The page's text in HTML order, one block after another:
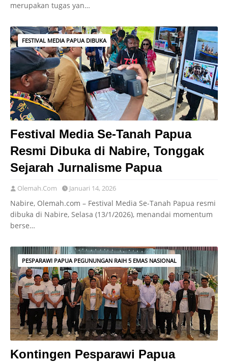
merupakan tugas yan…
FESTIVAL MEDIA PAPUA DIBUKA
Festival Media Se-Tanah Papua
Resmi Dibuka di Nabire, Tonggak
Sejarah Jurnalisme Papua
Olemah.Com Januari 14, 2026
Nabire, Olemah.com – Festival Media Se-Tanah Papua resmi
dibuka di Nabire, Selasa (13/1/2026), menandai momentum
berse…
PESPARAWI PAPUA PEGUNUNGAN RAIH 5 EMAS NASIONAL
Kontingen Pesparawi Papua